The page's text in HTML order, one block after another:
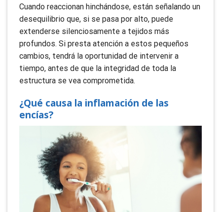
Cuando reaccionan hinchándose, están señalando un
desequilibrio que, si se pasa por alto, puede
extenderse silenciosamente a tejidos más
profundos. Si presta atención a estos pequeños
cambios, tendrá la oportunidad de intervenir a
tiempo, antes de que la integridad de toda la
estructura se vea comprometida.
¿Qué causa la inflamación de las
encías?